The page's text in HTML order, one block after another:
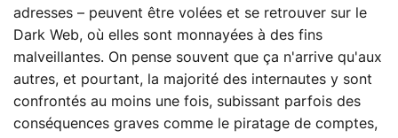
adresses – peuvent être volées et se retrouver sur le
Dark Web, où elles sont monnayées à des fins
malveillantes. On pense souvent que ça n'arrive qu'aux
autres, et pourtant, la majorité des internautes y sont
confrontés au moins une fois, subissant parfois des
conséquences graves comme le piratage de comptes,